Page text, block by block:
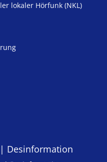
lo­ka­ler Hör­funk (NKL)
Desinformation